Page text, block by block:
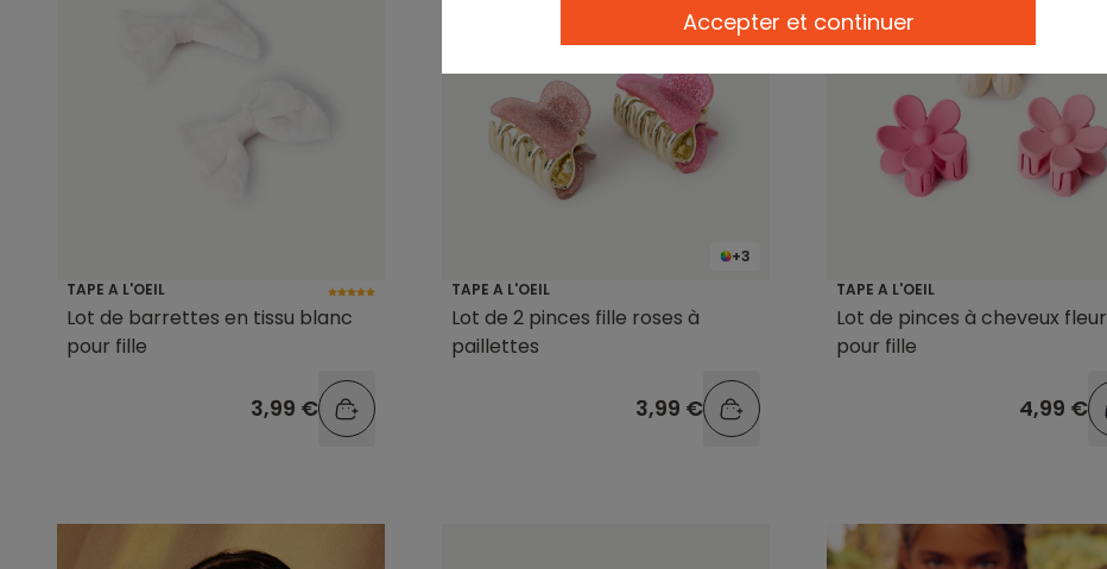
TAPE A L'OEIL
Lot de barrettes en tissu blanc
pour fille
3,99 €
+3
TAPE A L'OEIL
Lot de 2 pinces fille roses à
paillettes
3,99 €
TAPE A L'OEIL
Lot de pinces à cheveux fleur
pour fille
4,99 €
Accepter et continuer